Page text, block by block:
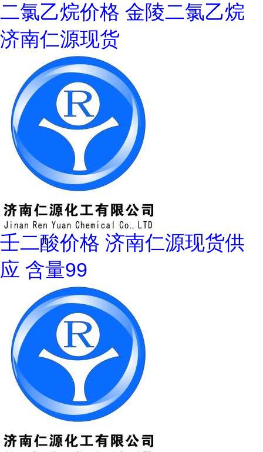
二氯乙烷价格 金陵二氯乙烷
济南仁源现货
壬二酸价格 济南仁源现货供
应 含量99